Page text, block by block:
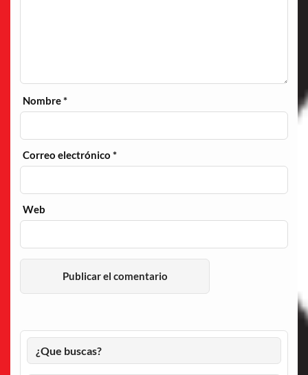
Nombre*
Correo electrónico*
Web
¿Que buscas?